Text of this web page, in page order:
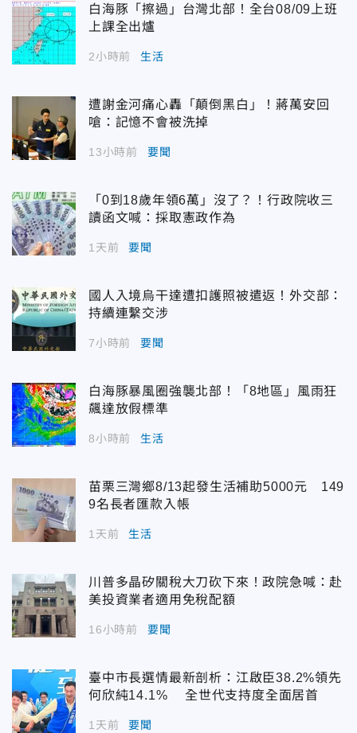
白海豚「擦過」台灣北部！全台08/09上班
上課全出爐
2小時前 生活
遭謝金河痛心轟「顛倒黑白」！蔣萬安回
嗆：記憶不會被洗掉
13小時前 要聞
「0到18歲年領6萬」沒了？！行政院收三
讀函文喊：採取憲政作為
1天前 要聞
國人入境烏干達遭扣護照被遣返！外交部：
持續連繫交涉
7小時前 要聞
白海豚暴風圈強襲北部！「8地區」風雨狂
飆達放假標準
8小時前 生活
苗栗三灣鄉8/13起發生活補助5000元 149
9名長者匯款入帳
1天前 生活
川普多晶矽關稅大刀砍下來！政院急喊：赴
美投資業者適用免稅配額
16小時前 要聞
臺中市長選情最新剖析：江啟臣38.2%領先
何欣純14.1% 全世代支持度全面居首
1天前 要聞